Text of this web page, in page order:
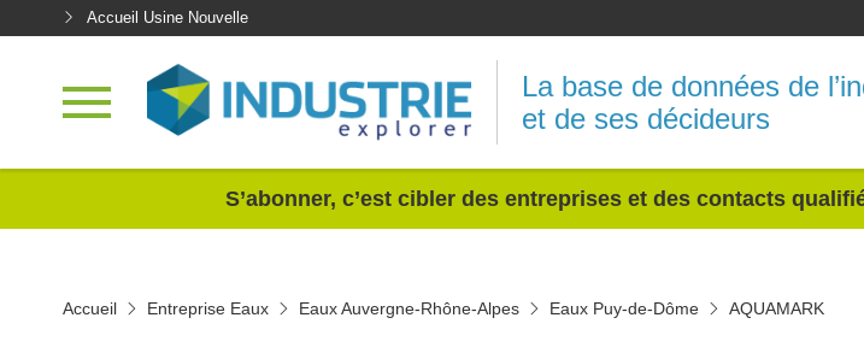
Accueil Usine Nouvelle
La base de données de
et de ses décideurs
S’abonner, c’est cibler des entreprises et des contacts
Accueil Entreprise Eaux Eaux Auvergne-Rhône-Alpes Eaux Puy-de-Dôme AQUAMARK